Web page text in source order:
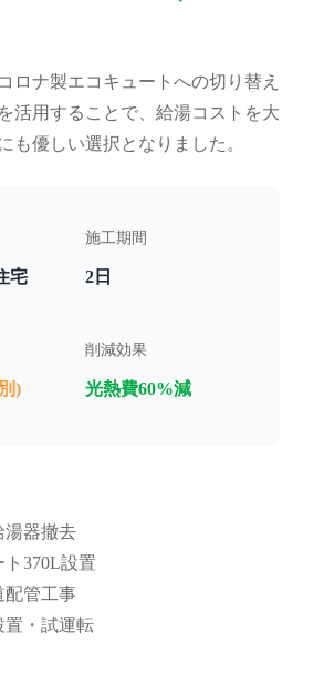
ロナ製エコキュートへの切り替え
活用することで、給湯コストを大
も優しい選択となりました。
宅
施工期間
2日
)
削減効果
光熱費60%減
湯器撤去
370L設置
配管工事
置・試運転